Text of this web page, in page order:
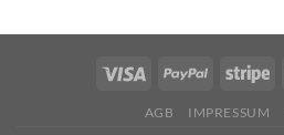
AGB IMPRESSUM